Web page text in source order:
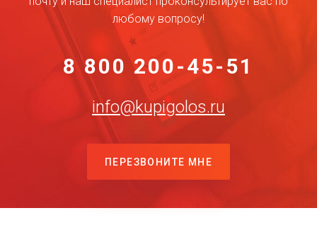
любому вопросу!
8 800 200-45-51
info@kupigolos.ru
ПЕРЕЗВОНИТЕ МНЕ